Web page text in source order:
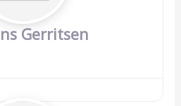
Gerritsen